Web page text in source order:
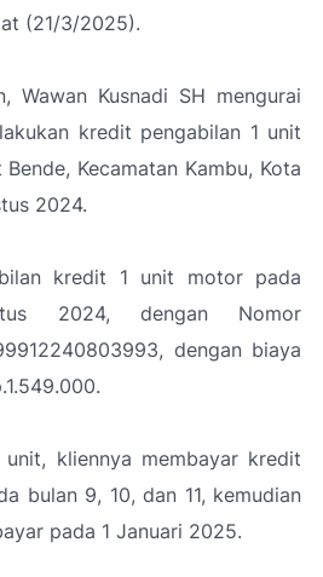
(21/3/2025).
Wawan Kusnadi SH mengurai
kredit pengabilan 1 unit
Kecamatan Kambu, Kota
2024.
kredit 1 unit motor pada
2024, dengan Nomor
dengan biaya
unit, kliennya membayar kredit
bulan 9, 10, dan 11, kemudian
pada 1 Januari 2025.